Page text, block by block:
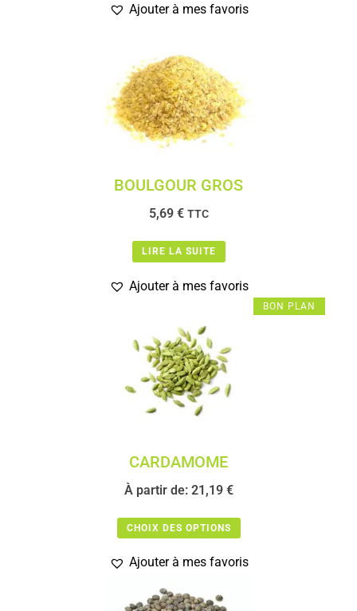
Ajouter à mes favoris
BOULGOUR GROS
5,69 € TTC
LIRE LA SUITE
Ajouter à mes favoris
CARDAMOME
À partir de: 21,19 €
CHOIX DES OPTIONS
Ajouter à mes favoris
BON PLAN